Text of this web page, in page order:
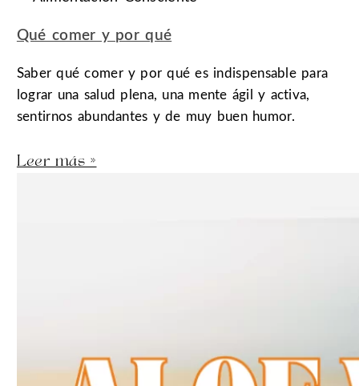
Qué comer y por qué
Saber qué comer y por qué es indispensable para
lograr una salud plena, una mente ágil y activa,
sentirnos abundantes y de muy buen humor.
Leer más »